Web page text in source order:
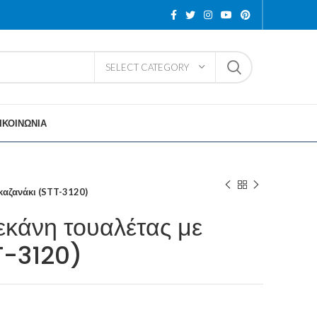
SELECT CATEGORY
(STT-3120)
τουαλέτας με
3120)